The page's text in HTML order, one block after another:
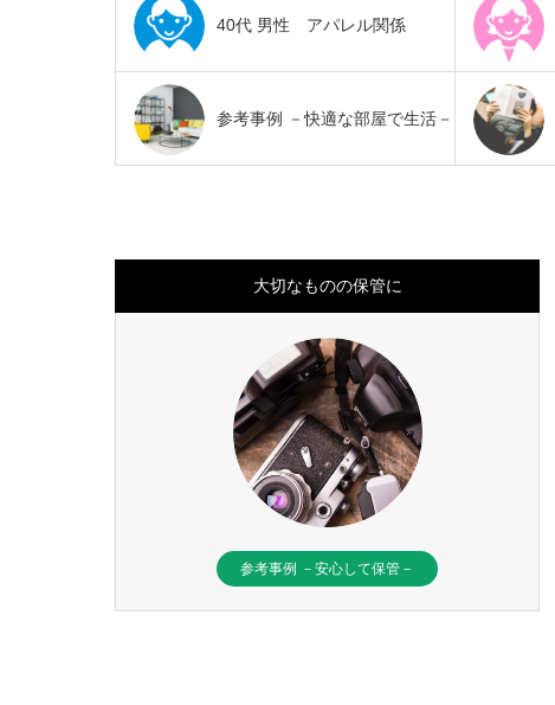
40代 男性 アパレル関係
参考事例 －快適な部屋で生活－
大切なものの保管に
参考事例 －安心して保管－